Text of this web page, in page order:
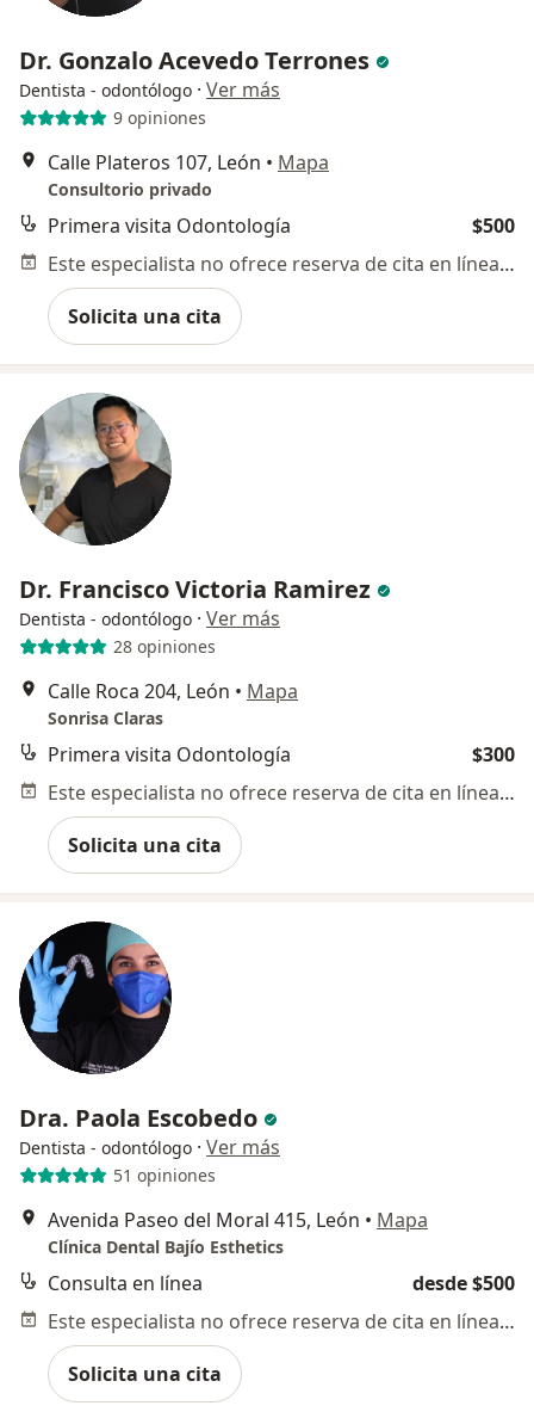
Dr. Gonzalo Acevedo Terrones
Dentista - odontólogo · Ver más
9 opiniones
Calle Plateros 107, León • Mapa
Consultorio privado
Primera visita Odontología
$500
Este especialista no ofrece reserva de cita en línea en esta dirección.
Solicita una cita
Dr. Francisco Victoria Ramirez
Dentista - odontólogo · Ver más
28 opiniones
Calle Roca 204, León • Mapa
Sonrisa Claras
Primera visita Odontología
$300
Este especialista no ofrece reserva de cita en línea en esta dirección.
Solicita una cita
Dra. Paola Escobedo
Dentista - odontólogo · Ver más
51 opiniones
Avenida Paseo del Moral 415, León • Mapa
Clínica Dental Bajío Esthetics
Consulta en línea
desde $500
Este especialista no ofrece reserva de cita en línea en esta dirección.
Solicita una cita